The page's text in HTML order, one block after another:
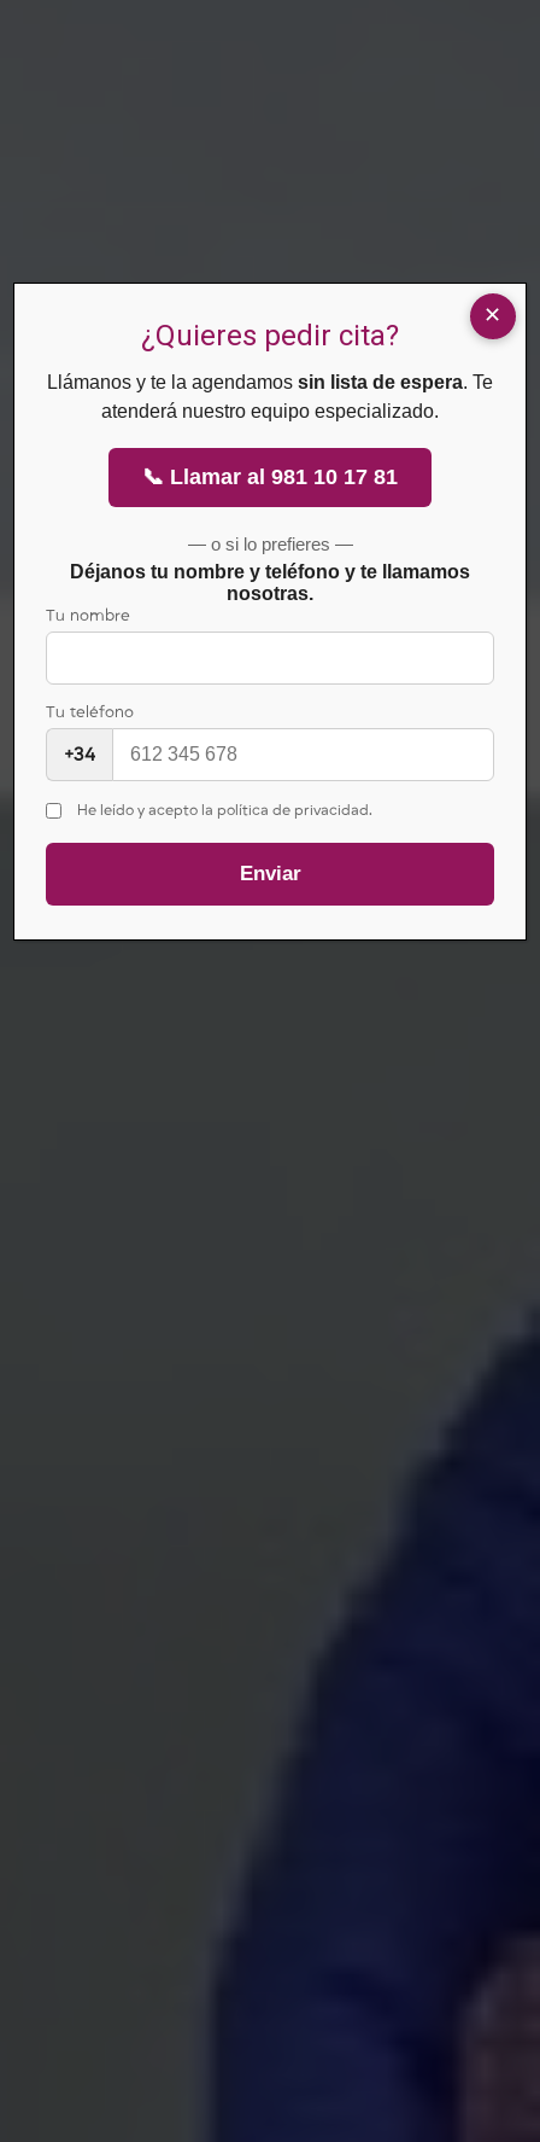
Divulgación
¿Quieres pedir cita?
Llámanos y te la agendamos sin lista de espera. Te
atenderá nuestro equipo especializado.
📞 Llamar al 981 10 17 81
— o si lo prefieres —
Déjanos tu nombre y teléfono y te llamamos
nosotras.
Tu nombre
Tu teléfono
+34
He leído y acepto la política de privacidad.